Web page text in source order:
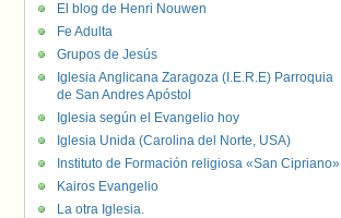
El blog de Henri Nouwen
Fe Adulta
Grupos de Jesús
Iglesia Anglicana Zaragoza (I.E.R.E) Parroquia
de San Andres Apóstol
Iglesia según el Evangelio hoy
Iglesia Unida (Carolina del Norte, USA)
Instituto de Formación religiosa «San Cipriano»
Kairos Evangelio
La otra Iglesia.